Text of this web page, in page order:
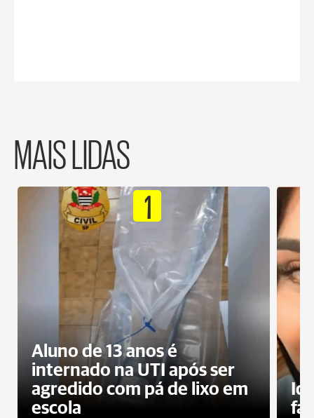
MAIS LIDAS
1
Aluno de 13 anos é
internado na UTI após ser
agredido com pá de lixo em
escola